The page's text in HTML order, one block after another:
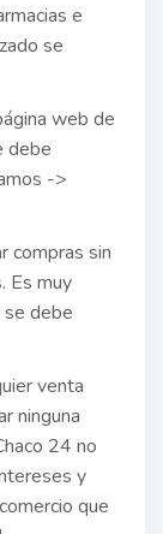
e
se
web de
debe
->
compras sin
Es muy
se debe
venta
ninguna
24 no
y
que